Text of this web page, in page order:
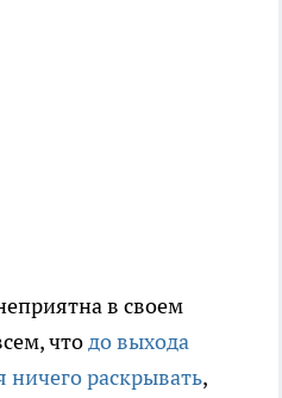
в своем
чтодо выхода
раскрывать,